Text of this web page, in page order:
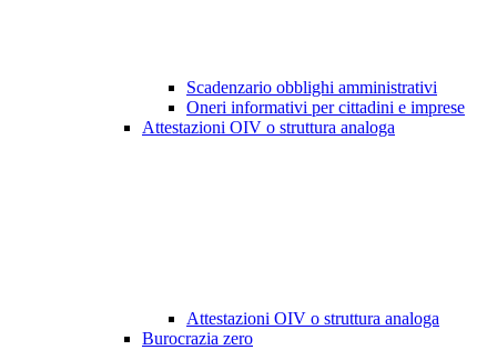
Scadenzario obblighi amministrativi
Oneri informativi per cittadini e imprese
Attestazioni OIV o struttura analoga
Attestazioni OIV o struttura analoga
Burocrazia zero